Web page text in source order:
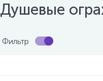
Душевые
Фильтр